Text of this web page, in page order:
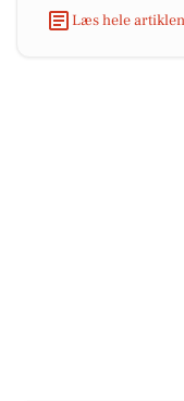
Læs hele